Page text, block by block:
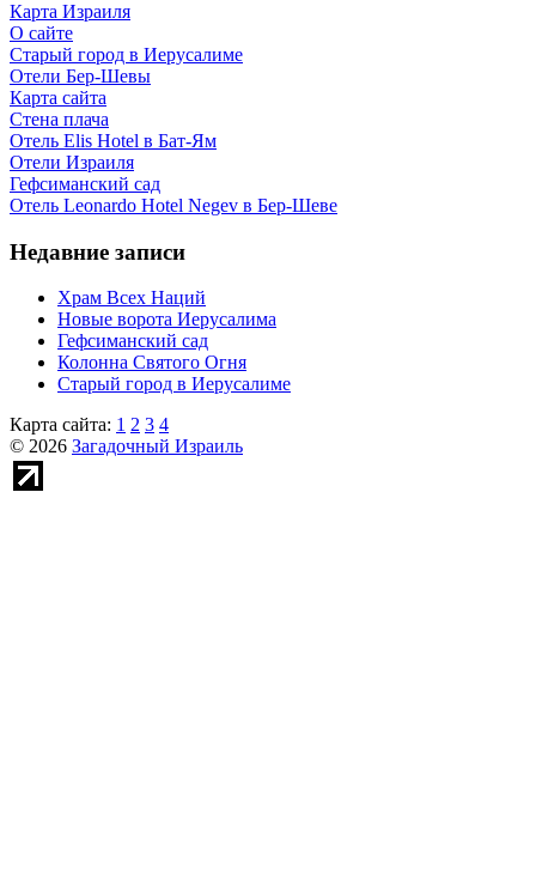
Карта Израиля
О сайте
Старый город в Иерусалиме
Отели Бер-Шевы
Карта сайта
Стена плача
Отель Elis Hotel в Бат-Ям
Отели Израиля
Гефсиманский сад
Отель Leonardo Hotel Negev в Бер-Шеве
Недавние записи
Храм Всех Наций
Новые ворота Иерусалима
Гефсиманский сад
Колонна Святого Огня
Старый город в Иерусалиме
Карта сайта: 1 2 3 4
© 2026 Загадочный Израиль